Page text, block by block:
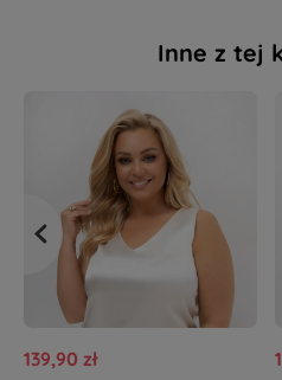
Inne z tej
139,90 zł